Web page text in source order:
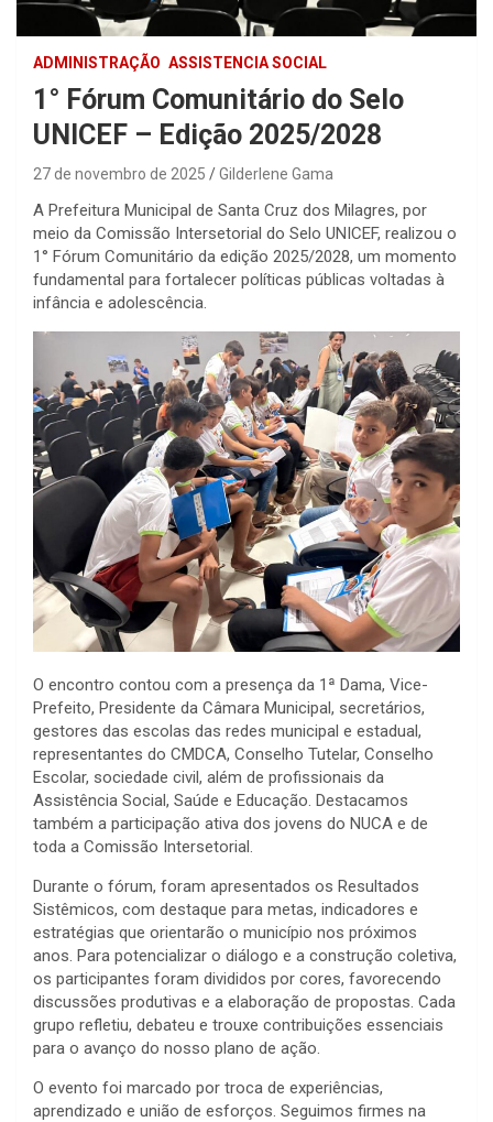
ADMINISTRAÇÃO ASSISTENCIA SOCIAL
1° Fórum Comunitário do Selo
UNICEF – Edição 2025/2028
27 de novembro de 2025 Gilderlene Gama
A Prefeitura Municipal de Santa Cruz dos Milagres, por
meio da Comissão Intersetorial do Selo UNICEF, realizou o
1° Fórum Comunitário da edição 2025/2028, um momento
fundamental para fortalecer políticas públicas voltadas à
infância e adolescência.
O encontro contou com a presença da 1ª Dama, Vice-
Prefeito, Presidente da Câmara Municipal, secretários,
gestores das escolas das redes municipal e estadual,
representantes do CMDCA, Conselho Tutelar, Conselho
Escolar, sociedade civil, além de profissionais da
Assistência Social, Saúde e Educação. Destacamos
também a participação ativa dos jovens do NUCA e de
toda a Comissão Intersetorial.
Durante o fórum, foram apresentados os Resultados
Sistêmicos, com destaque para metas, indicadores e
estratégias que orientarão o município nos próximos
anos. Para potencializar o diálogo e a construção coletiva,
os participantes foram divididos por cores, favorecendo
discussões produtivas e a elaboração de propostas. Cada
grupo refletiu, debateu e trouxe contribuições essenciais
para o avanço do nosso plano de ação.
O evento foi marcado por troca de experiências,
aprendizado e união de esforços. Seguimos firmes na